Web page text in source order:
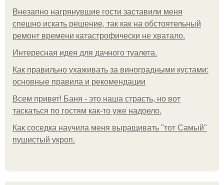
Внезапно нагрянувшие гости заставили меня
спешно искать решение, так как на обстоятельный
ремонт времени катастрофически не хватало.
Интересная идея для дачного туалета.
Как правильно ухаживать за виноградными кустами:
основные правила и рекомендации
Всем привет! Баня - это наша страсть, но вот
таскаться по гостям как-то уже надоело.
Как соседка научила меня выращивать "тот Самый"
пушистый укроп.